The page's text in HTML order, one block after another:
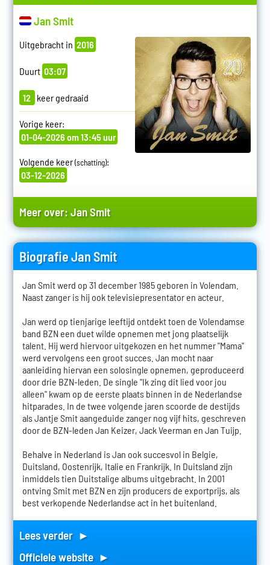
Jan Smit
Uitgebracht in 2016
Duurt 03:07
12 keer gedraaid
Vorige keer:
01-04-2026 om 13:45 uur
Volgende keer(schatting):
03-12-2026
Meer over:Jan Smit
Biografie Jan Smit
Jan Smit werd op 31 december 1985 geboren in Volendam.
Naast zanger is hij ook televisiepresentator en acteur.
Jan werd op tienjarige leeftijd ontdekt toen de Volendamse
band BZN een duet wilde opnemen met jong plaatselijk
talent. Hij werd hiervoor uitgekozen en het nummer "Mama"
werd vervolgens een groot succes. Jan mocht naar
aanleiding hiervan een solosingle opnemen, geproduceerd
door drie BZN-leden. De single "Ik zing dit lied voor jou
alleen" kwam op de eerste plaats binnen in de Nederlandse
hitparades. In de twee volgende jaren scoorde de destijds
als Jantje Smit aangeduide zanger nog vijf hits, geschreven
door de BZN-leden Jan Keizer, Jack Veerman en Jan Tuijp.
Behalve in Nederland is Jan ook succesvol in Belgie,
Duitsland, Oostenrijk, Italie en Frankrijk. In Duitsland zijn
inmiddels tien Duitstalige albums uitgebracht. In 2001
ontving Smit met BZN en zijn producers de exportprijs, als
best verkopende Nederlandse act in het buitenland.
Lees verder ►
Officiele website ►